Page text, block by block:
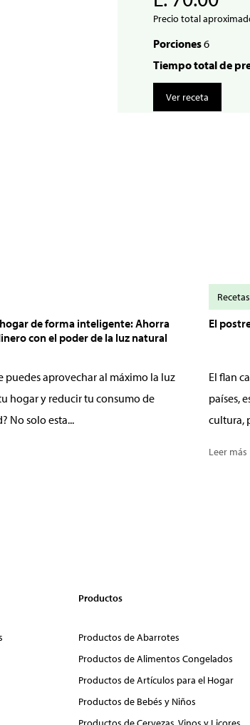
Precio total
Porciones6
Tiempo total de
Ver receta
de forma inteligente: Ahorra
con el poder de la luz natural
puedes aprovechar al máximo la luz
hogar y reducir tu consumo de
No solo esta...
El
El flan
países,
cultura,
Leer más
Recetas
Productos
Productos de Abarrotes
Productos de Alimentos Congelados
Productos de Artículos para el Hogar
Productos de Bebés y Niños